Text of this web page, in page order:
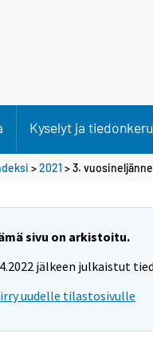
Kyselyt ja
>2021 >3.
sivu on arkistoitu.
jälkeen julkaistut
uudelle tilastosivulle